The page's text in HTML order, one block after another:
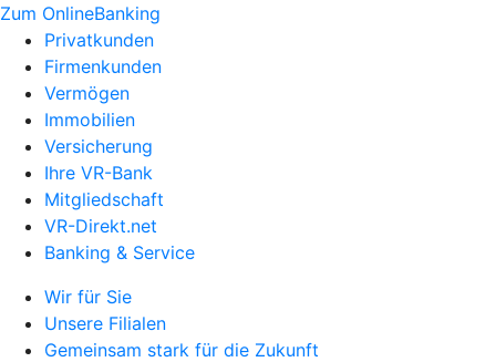
Zum OnlineBanking
Privatkunden
Firmenkunden
Vermögen
Immobilien
Versicherung
Ihre VR-Bank
Mitgliedschaft
VR-Direkt.net
Banking & Service
Wir für Sie
Unsere Filialen
Gemeinsam stark für die Zukunft